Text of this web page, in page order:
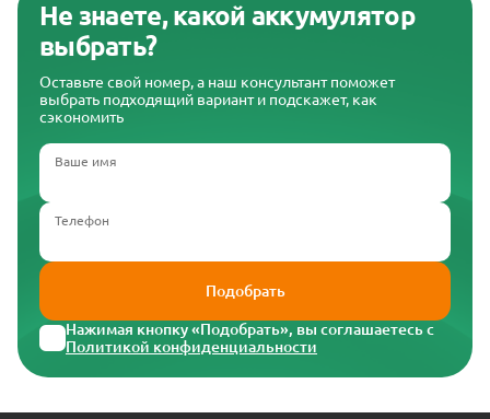
Не знаете, какой аккумулятор
выбрать?
Оставьте свой номер, а наш консультант поможет
выбрать подходящий вариант и подскажет, как
сэкономить
Ваше имя
Телефон
Подобрать
Нажимая кнопку «Подобрать», вы соглашаетесь с
Политикой конфиденциальности